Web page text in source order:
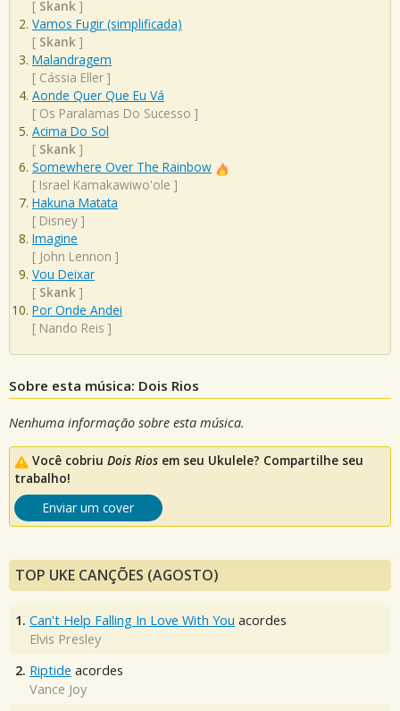
[ Skank ]
Vamos Fugir (simplificada)
[ Skank ]
Malandragem
[ Cássia Eller ]
Aonde Quer Que Eu Vá
[ Os Paralamas Do Sucesso ]
Acima Do Sol
[ Skank ]
Somewhere Over The Rainbow
[ Israel Kamakawiwo'ole ]
Hakuna Matata
[ Disney ]
Imagine
[ John Lennon ]
Vou Deixar
[ Skank ]
Por Onde Andei
[ Nando Reis ]
Sobre esta música: Dois Rios
Nenhuma informação sobre esta música.
Você cobriu Dois Rios em seu Ukulele? Compartilhe seu
trabalho!
Enviar um cover
TOP UKE CANÇÕES (AGOSTO)
1. Can't Help Falling In Love With You acordes
Elvis Presley
2. Riptide acordes
Vance Joy